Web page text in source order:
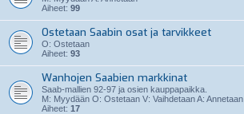
Aiheet: 99
Ostetaan Saabin osat ja tarvikkeet
O: Ostetaan
Aiheet: 93
Wanhojen Saabien markkinat
Saab-mallien 92-97 ja osien kauppapaikka.
M: Myydään O: Ostetaan V: Vaihdetaan A: Annetaan
Aiheet: 17